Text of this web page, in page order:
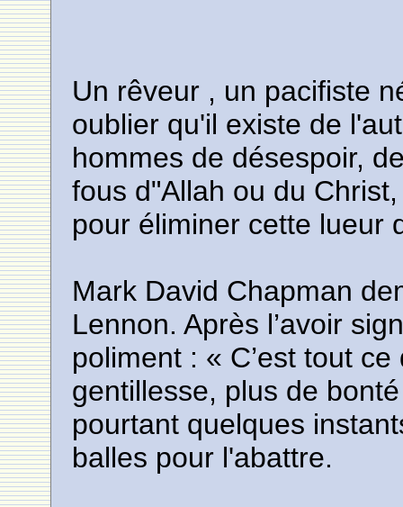
Un rêveur , un pacifiste
oublier qu'il existe de
hommes de désespoir,
fous d"Allah ou du
pour éliminer cette lueur
Mark David Chapman
Lennon. Après l’avoir
poliment : « C’est tout
gentillesse, plus de
pourtant quelques
balles pour l'abattre.